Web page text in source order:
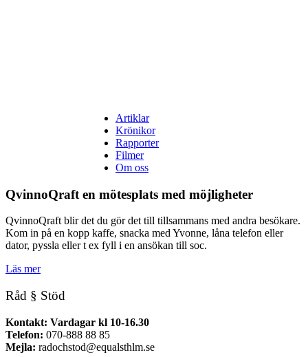
Artiklar
Krönikor
Rapporter
Filmer
Om oss
QvinnoQraft en mötesplats med möjligheter
QvinnoQraft blir det du gör det till tillsammans med andra besökare.
Kom in på en kopp kaffe, snacka med Yvonne, låna telefon eller
dator, pyssla eller t ex fyll i en ansökan till soc.
Läs mer
Råd § Stöd
Kontakt: Vardagar kl 10-16.30
Telefon: 070-888 88 85
Mejla: radochstod@equalsthlm.se